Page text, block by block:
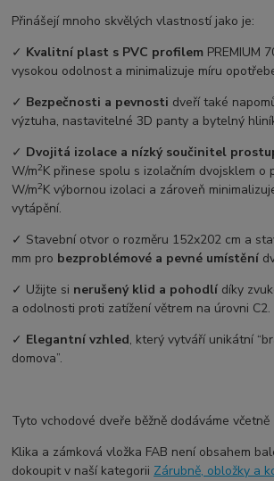
Přinášejí mnoho skvělých vlastností jako je:
✓ Kvalitní plast s PVC profilem PREMIUM
vysokou odolnost a minimalizuje míru
✓ Bezpečnosti a pevnosti dveří také
výztuha, nastavitelné 3D panty a bytelný
✓ Dvojitá izolace a nízký součinitel
W/m2K přinese spolu s izolačním dvojsklem o
W/m2K výbornou izolaci a zároveň
vytápění.
✓ Stavební otvor o rozměru 152x202 cm a
mm pro bezproblémové a pevné umístění
✓ Užijte si nerušený klid a pohodlí díky
a odolnosti proti zatížení větrem na úrovni C2.
✓ Elegantní vzhled, který vytváří unikátní
domova”.
Tyto vchodové dveře běžně dodáváme
Klika a zámková vložka FAB není obsahem
dokoupit v naší kategorii Zárubně, obložky a